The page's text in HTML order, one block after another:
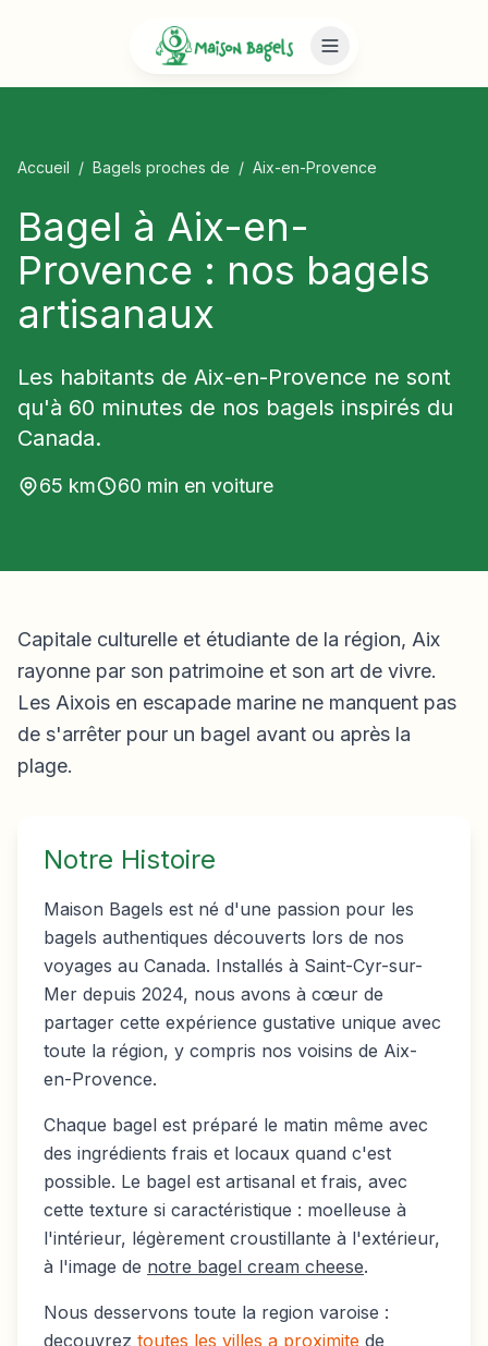
Accueil / Bagels proches de / Aix-en-Provence
Bagel à Aix-en-
Provence : nos bagels
artisanaux
Les habitants de Aix-en-Provence ne sont
qu'à 60 minutes de nos bagels inspirés du
Canada.
65 km 60 min en voiture
Capitale culturelle et étudiante de la région, Aix
rayonne par son patrimoine et son art de vivre.
Les Aixois en escapade marine ne manquent pas
de s'arrêter pour un bagel avant ou après la
plage.
Notre Histoire
Maison Bagels est né d'une passion pour les
bagels authentiques découverts lors de nos
voyages au Canada. Installés à Saint-Cyr-sur-
Mer depuis 2024, nous avons à cœur de
partager cette expérience gustative unique avec
toute la région, y compris nos voisins de Aix-
en-Provence.
Chaque bagel est préparé le matin même avec
des ingrédients frais et locaux quand c'est
possible. Le bagel est artisanal et frais, avec
cette texture si caractéristique : moelleuse à
l'intérieur, légèrement croustillante à l'extérieur,
à l'image de notre bagel cream cheese.
Nous desservons toute la region varoise :
decouvrez toutes les villes a proximite de